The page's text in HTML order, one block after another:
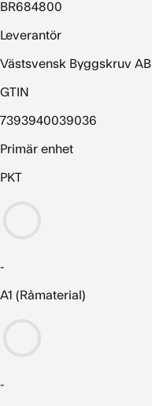
BR684800
Leverantör
Västsvensk Byggskruv AB
GTIN
7393940039036
Primär enhet
PKT
-
A1 (Råmaterial)
-